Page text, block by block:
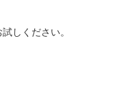
しください。